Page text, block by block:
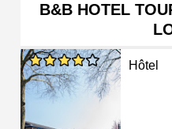
B&B HOTEL
Hôtel